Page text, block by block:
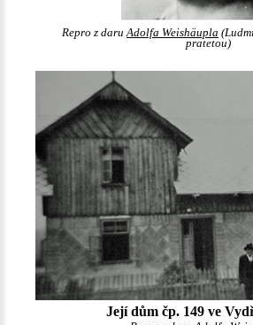
Repro z daruAdolfa Weishäupla
pratetou)
Její dům čp. 149 ve